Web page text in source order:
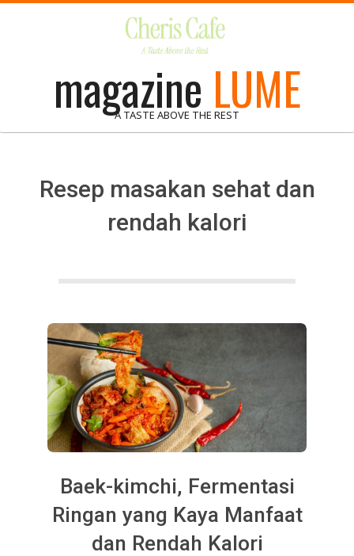
magazine LUME
A TASTE ABOVE THE REST
Resep masakan sehat dan
rendah kalori
Baek-kimchi, Fermentasi
Ringan yang Kaya Manfaat
dan Rendah Kalori